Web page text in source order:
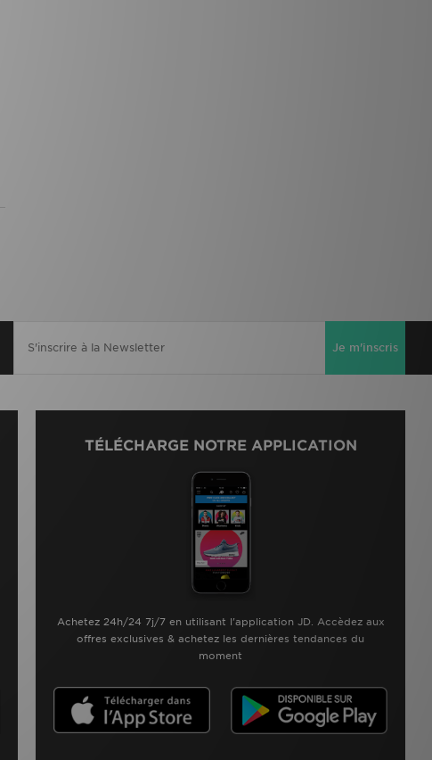
Je m'inscris
TÉLÉCHARGE NOTRE APPLICATION
Achetez 24h/24 7j/7 en utilisant l'application JD. Accèdez aux
offres exclusives & achetez les dernières tendances du
moment